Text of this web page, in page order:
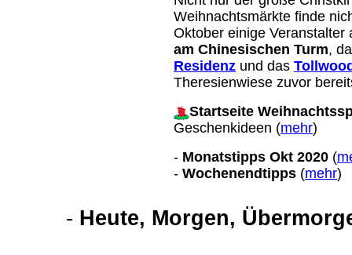
Weihnachtsmärkte finde
Oktober einige
am Chinesischen Turm,
Residenz und das
Theresienwiese zuvor
Startseite
Geschenkideen (mehr)
- Monatstipps Okt 2020 (
- Wochenendtipps (mehr)
- Heute, Morgen,